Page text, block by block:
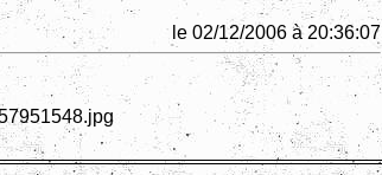
le 02/12/2006 à 20:36:07